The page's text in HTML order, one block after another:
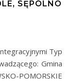
SĘPÓLNO
Gmina
POMORSKIE